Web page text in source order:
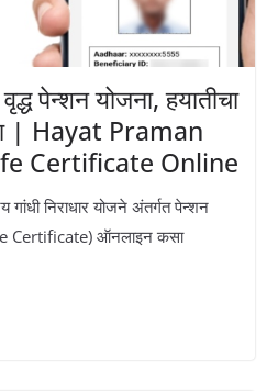
पेन्शन योजना, हयातीचा
| Hayat Praman
Certificate Online
निराधार योजने अंतर्गत पेन्शन
Certificate) ऑनलाइन कसा